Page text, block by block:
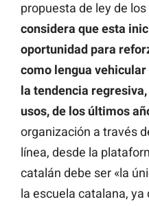
propuesta de ley de
considera que esta
oportunidad para
como lengua
la tendencia
usos, de los últimos
organización a través
línea, desde la
catalán debe ser «la
la escuela catalana,